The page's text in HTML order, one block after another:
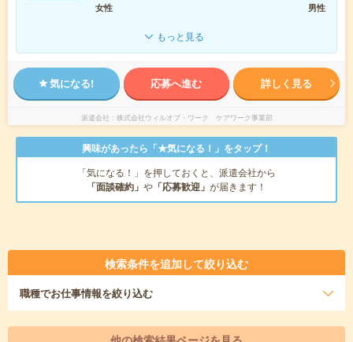
女性
男性
もっと見る
気になる! 応募へ進む 詳しく見る
派遣会社 株式会社ウィルオブ・ワーク ケアワーク事業部
興味があったら「★気になる！」をタップ！
「気になる！」を押しておくと、派遣会社から
「面談確約」 や 「応募歓迎」 が届きます！
検索条件を追加して絞り込む
職種でお仕事情報を絞り込む